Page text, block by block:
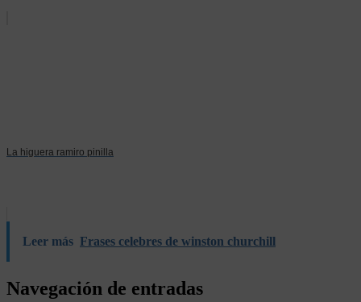
La higuera ramiro pinilla
Leer más Frases celebres de winston churchill
Navegación de entradas